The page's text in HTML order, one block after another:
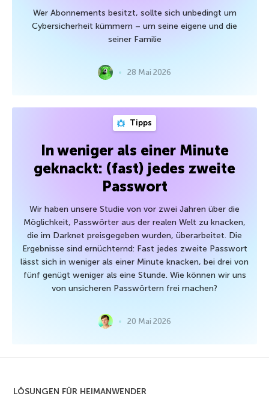
Wer Abonnements besitzt, sollte sich unbedingt um
Cybersicherheit kümmern – um seine eigene und die
seiner Familie
28 Mai 2026
Tipps
In weniger als einer Minute
geknackt: (fast) jedes zweite
Passwort
Wir haben unsere Studie von vor zwei Jahren über die
Möglichkeit, Passwörter aus der realen Welt zu knacken,
die im Darknet preisgegeben wurden, überarbeitet. Die
Ergebnisse sind ernüchternd: Fast jedes zweite Passwort
lässt sich in weniger als einer Minute knacken, bei drei von
fünf genügt weniger als eine Stunde. Wie können wir uns
von unsicheren Passwörtern frei machen?
20 Mai 2026
LÖSUNGEN FÜR HEIMANWENDER